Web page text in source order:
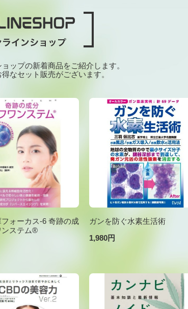
ップの新着商品をご紹介します。
なセット販売がございます。
ォーカス-6 奇跡の成
ンステム®
ガンを防ぐ水素生活術
1,980円